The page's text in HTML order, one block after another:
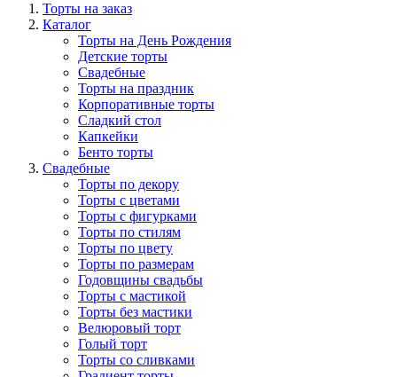
Торты на заказ
Каталог
Торты на День Рождения
Детские торты
Свадебные
Торты на праздник
Корпоративные торты
Сладкий стол
Капкейки
Бенто торты
Свадебные
Торты по декору
Торты с цветами
Торты с фигурками
Торты по стилям
Торты по цвету
Торты по размерам
Годовщины свадьбы
Торты с мастикой
Торты без мастики
Велюровый торт
Голый торт
Торты со сливками